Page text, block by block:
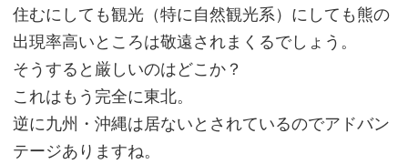
住むにしても観光（特に自然観光系）にしても熊の
出現率高いところは敬遠されまくるでしょう。
そうすると厳しいのはどこか？
これはもう完全に東北。
逆に九州・沖縄は居ないとされているのでアドバン
テージありますね。